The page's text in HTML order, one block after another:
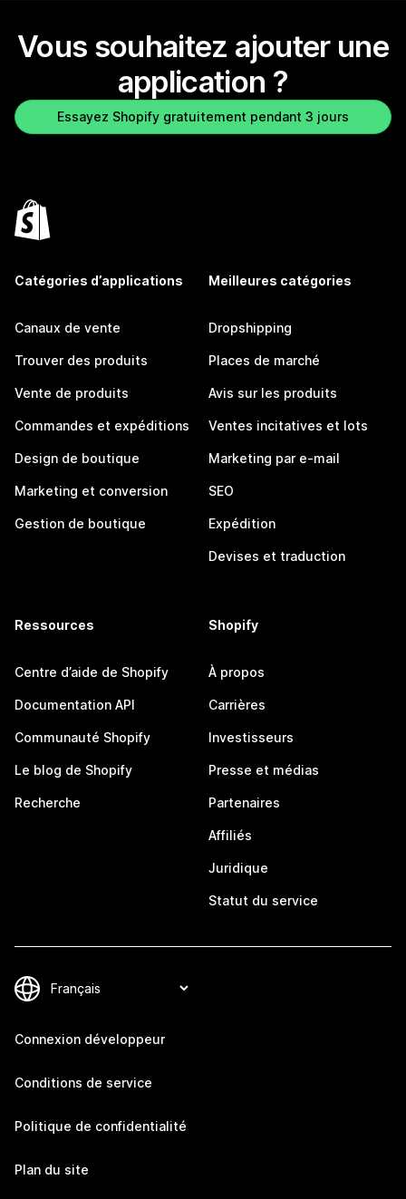
Vous souhaitez ajouter une
application ?
Essayez Shopify gratuitement pendant 3 jours
Catégories d’applications
Canaux de vente
Trouver des produits
Vente de produits
Commandes et expéditions
Design de boutique
Marketing et conversion
Gestion de boutique
Meilleures catégories
Dropshipping
Places de marché
Avis sur les produits
Ventes incitatives et lots
Marketing par e-mail
SEO
Expédition
Devises et traduction
Ressources
Centre d’aide de Shopify
Documentation API
Communauté Shopify
Le blog de Shopify
Recherche
Shopify
À propos
Carrières
Investisseurs
Presse et médias
Partenaires
Affiliés
Juridique
Statut du service
Connexion développeur
Conditions de service
Politique de confidentialité
Plan du site